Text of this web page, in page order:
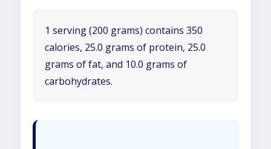
1 serving (200 grams) contains 350
calories, 25.0 grams of protein, 25.0
grams of fat, and 10.0 grams of
carbohydrates.